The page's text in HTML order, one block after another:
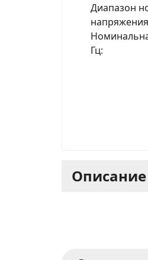
Диапазон
Гц
Описание